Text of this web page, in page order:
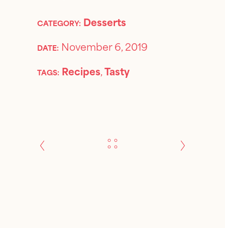
CATEGORY: Desserts
DATE: November 6, 2019
TAGS: Recipes,Tasty